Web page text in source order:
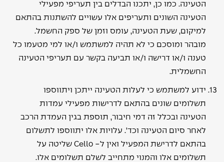
הטעינה. כמו כן, יתכנו הבדלים בין תעריפי מפעילי
הטעינה השונים ותעריפים אלו עשויים להשתנות בהתאם
למיקום, שעת הטעינה, עומס וזמן של ספק החשמל.
מובהר ומוסכם כי לא תהיה למשתמש ו/או למי מטעמו כל
טענה ו/או דרישה ו/או תביעה בקשר עם תעריפי הטעינה
החשמלית.
ידוע למשתמש כי לעלות הטעינה ייתכן ויתווספו
תשלומים שונים בהתאם לדרישות מפעילי עמדות
הטעינה ובכלל זה דמי חיבור, תוספת בגין העמדת הרכב
לאחר סיום הטעינה וכד'. עלויות אלו יתווספו לתשלום
בהתאם לדרישת המפעיל ואין ל- Cello שליטה על
תשלומים אלו והמנוי מתחייב לשלם תשלומים אלו.